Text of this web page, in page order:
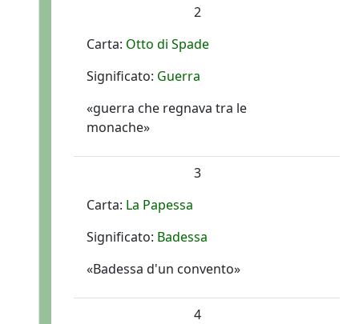
2
Carta: Otto di Spade
Significato: Guerra
«guerra che regnava tra le
monache»
3
Carta: La Papessa
Significato: Badessa
«Badessa d'un convento»
4